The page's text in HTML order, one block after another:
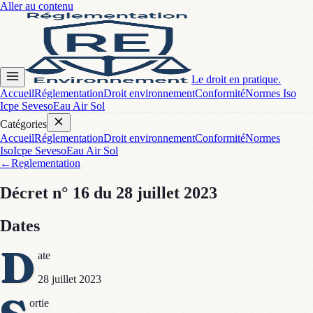
Aller au contenu
Le droit en pratique.
AccueilRéglementationDroit environnementConformitéNormes Iso
Icpe SevesoEau Air Sol
Catégories
AccueilRéglementationDroit environnementConformitéNormes
IsoIcpe SevesoEau Air Sol
←Reglementation
Décret n° 16 du 28 juillet 2023
Dates
D ate
28 juillet 2023
ortie